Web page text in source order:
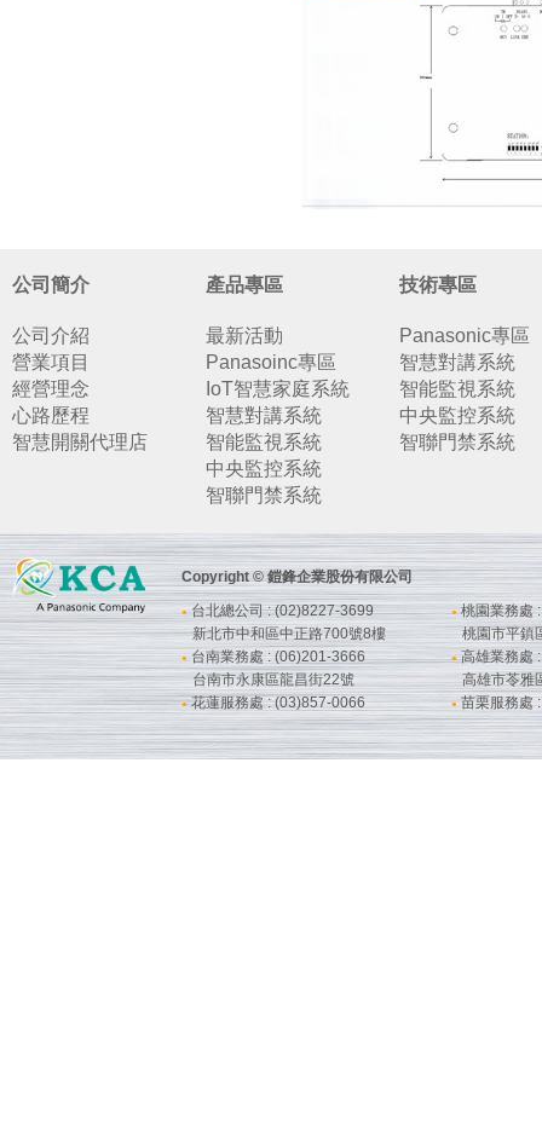
公司簡介
公司介紹
營業項目
經營理念
心路歷程
智慧開關代理店
產品專區
最新活動
Panasoinc專區
IoT智慧家庭系統
智慧對講系統
智能監視系統
中央監控系統
智聯門禁系統
技術專區
Panasonic專區
智慧對講系統
智能監視系統
中央監控系統
智聯門禁系統
Copyright © 鎧鋒企業股份有限公司
●台北總公司 : (02)8227-3699
新北市中和區中正路700號8樓
● 桃園業務處
桃園市平鎮
● 台南業務處 : (06)201-3666
台南市永康區龍昌街22號
●高雄業務處
高雄市苓雅
●花蓮服務處 : (03)857-0066 ● 苗栗服務處